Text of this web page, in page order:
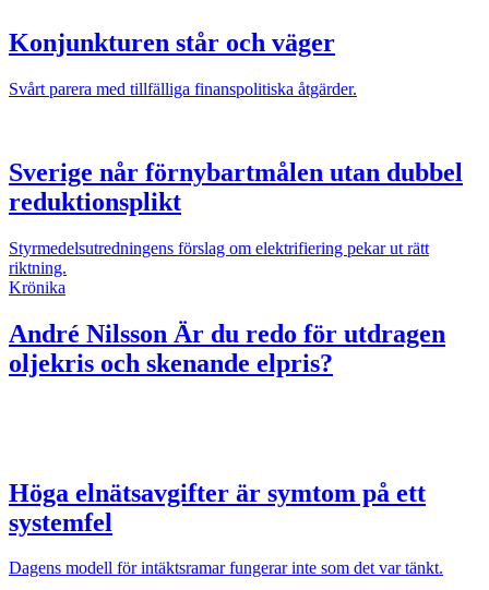
Konjunkturen står och väger
Svårt parera med tillfälliga finanspolitiska åtgärder.
Sverige når förnybartmålen utan dubbel
reduktionsplikt
Styrmedelsutredningens förslag om elektrifiering pekar ut rätt
riktning.
Krönika
André Nilsson Är du redo för utdragen
oljekris och skenande elpris?
Höga elnätsavgifter är symtom på ett
systemfel
Dagens modell för intäktsramar fungerar inte som det var tänkt.